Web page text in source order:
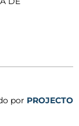
por PROJECTO